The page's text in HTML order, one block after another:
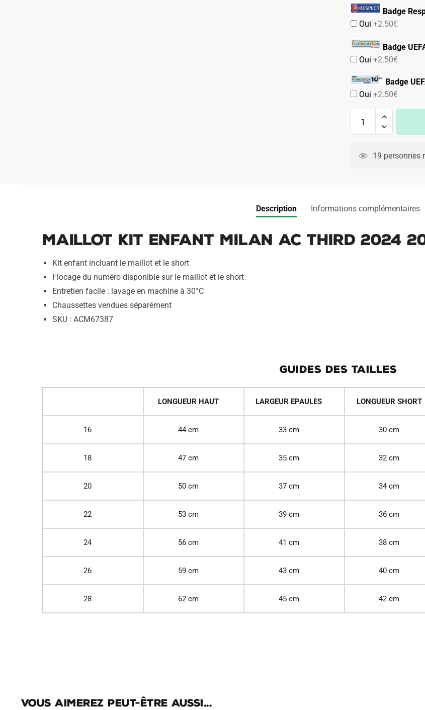
Badge
Oui+2.50€
Badge
Oui+2.50€
Badge
Oui+2.50€
Kit
Theo
i
19 personnes
Description Informations complémentaires
Maillot Kit Enfant Milan AC Third 2024
Kit enfant incluant le maillot et le short
Flocage du numéro disponible sur le maillot et le short
Entretien facile : lavage en machine à 30°C
Chaussettes vendues séparément
SKU : ACM67387
GUIDES DES TAILLES
LONGUEUR HAUT LARGEUR EPAULES LONGUEUR SHORT
16 44 cm 33 cm 30 cm
18 47 cm 35 cm 32 cm
20 50 cm 37 cm 34 cm
22 53 cm 39 cm 36 cm
24 56 cm 41 cm 38 cm
26 59 cm 43 cm 40 cm
28 62 cm 45 cm 42 cm
Vous aimerez peut-être aussi...